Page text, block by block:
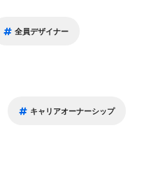
全員デザイナー
キャリアオーナーシップ